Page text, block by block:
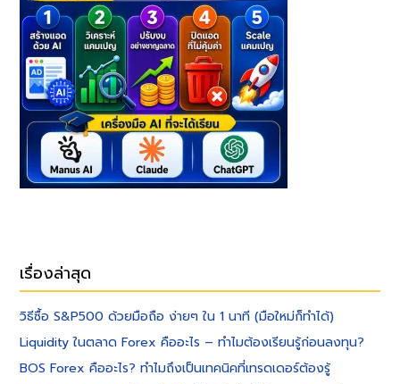
เรื่องล่าสุด
วิธีซื้อ S&P500 ด้วยมือถือ ง่ายๆ ใน 1 นาที (มือใหม่ก็ทำได้)
Liquidity ในตลาด Forex คืออะไร – ทำไมต้องเรียนรู้ก่อนลงทุน?
BOS Forex คืออะไร? ทำไมถึงเป็นเทคนิคที่เทรดเดอร์ต้องรู้